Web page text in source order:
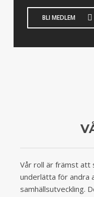
BLI MEDLEM
Vår roll är främst att
underlätta för andra
samhällsutveckling.